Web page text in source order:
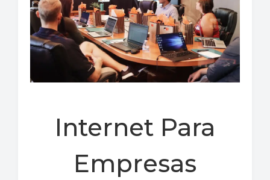
Internet Para
Empresas